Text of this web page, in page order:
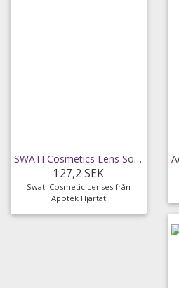
SWATI Cosmetics Lens Solution 100 ml
127,2 SEK
Swati Cosmetic Lenses från
Apotek Hjärtat